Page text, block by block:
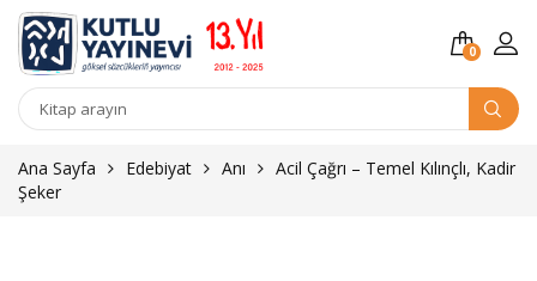
0
Kitap
Ana Sayfa
Edebiyat Anı
Acil Çağrı – Temel Kılınçlı, Kadir
Şeker